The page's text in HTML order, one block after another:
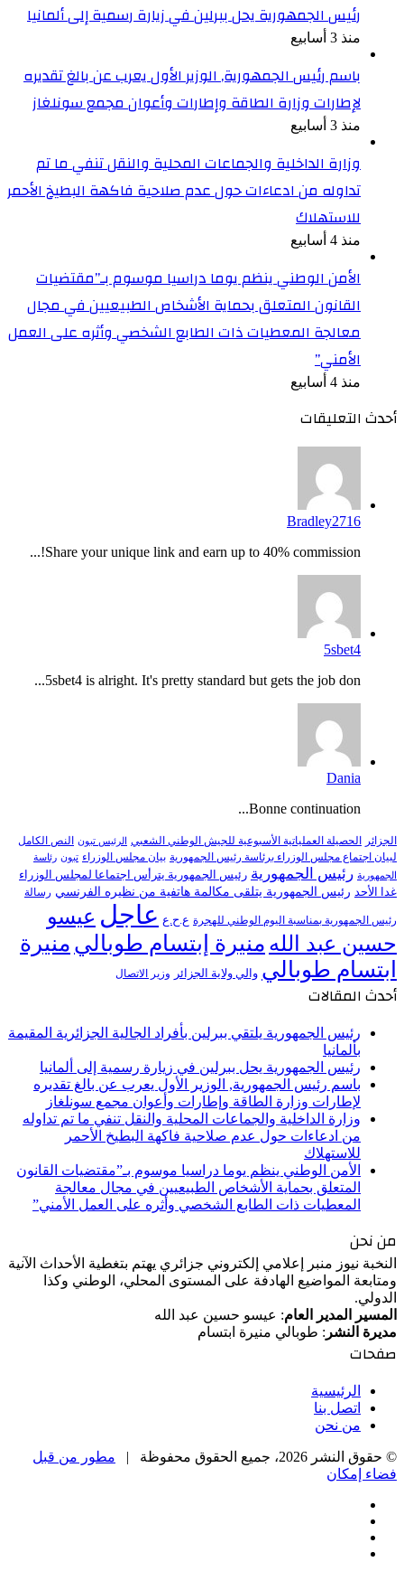
رئيس الجمهورية يحل ببرلين في زيارة رسمية إلى ألمانيا
منذ 3 أسابيع
باسم رئيس الجمهورية, الوزير الأول يعرب عن بالغ تقديره
لإطارات وزارة الطاقة وإطارات وأعوان مجمع سونلغاز
منذ 3 أسابيع
وزارة الداخلية والجماعات المحلية والنقل تنفي ما تم
تداوله من ادعاءات حول عدم صلاحية فاكهة البطيخ الأحمر
للاستهلاك
منذ 4 أسابيع
الأمن الوطني ينظم يوما دراسيا موسوم بـ”مقتضيات
القانون المتعلق بحماية الأشخاص الطبيعيين في مجال
معالجة المعطيات ذات الطابع الشخصي وأثره على العمل
الأمني”
منذ 4 أسابيع
أحدث التعليقات
Bradley2716
Share your unique link and earn up to 40% commission!...
5sbet4
5sbet4 is alright. It's pretty standard but gets the job don...
Dania
Bonne continuation...
الجزائر الحصيلة العملياتية الأسبوعية للجيش الوطني الشعبي الرئيس تبون النص الكامل
لبيان اجتماع مجلس الوزراء برئاسة رئيس الجمهورية بيان مجلس الوزراء تبون رئاسة
الجمهورية رئيس الجمهورية رئيس الجمهورية يترأس اجتماعا لمجلس الوزراء
غدا الأحد رئيس الجمهورية يتلقى مكالمة هاتفية من نظيره الفرنسي رسالة
رئيس الجمهورية بمناسبة اليوم الوطني للهجرة ع.ح.ع عاجل عيسو
حسين عبد الله منيرة إبتسام طوبالي منيرة
ابتسام طوبالي والي ولاية الجزائر وزير الاتصال
أحدث المقالات
رئيس الجمهورية يلتقي ببرلين بأفراد الجالية الجزائرية المقيمة
بألمانيا
رئيس الجمهورية يحل ببرلين في زيارة رسمية إلى ألمانيا
باسم رئيس الجمهورية, الوزير الأول يعرب عن بالغ تقديره
لإطارات وزارة الطاقة وإطارات وأعوان مجمع سونلغاز
وزارة الداخلية والجماعات المحلية والنقل تنفي ما تم تداوله
من ادعاءات حول عدم صلاحية فاكهة البطيخ الأحمر
للاستهلاك
الأمن الوطني ينظم يوما دراسيا موسوم بـ”مقتضيات القانون
المتعلق بحماية الأشخاص الطبيعيين في مجال معالجة
المعطيات ذات الطابع الشخصي وأثره على العمل الأمني”
من نحن
النخبة نيوز منبر إعلامي إلكتروني جزائري يهتم بتغطية الأحداث الآنية
ومتابعة المواضيع الهادفة على المستوى المحلي، الوطني وكذا
الدولي.
المسير المدير العام: عيسو حسين عبد الله
مديرة النشر : طوبالي منيرة ابتسام
صفحات
الرئيسية
اتصل بنا
من نحن
© حقوق النشر 2026، جميع الحقوق محفوظة |
مطور من قبل
فضاء إمكان